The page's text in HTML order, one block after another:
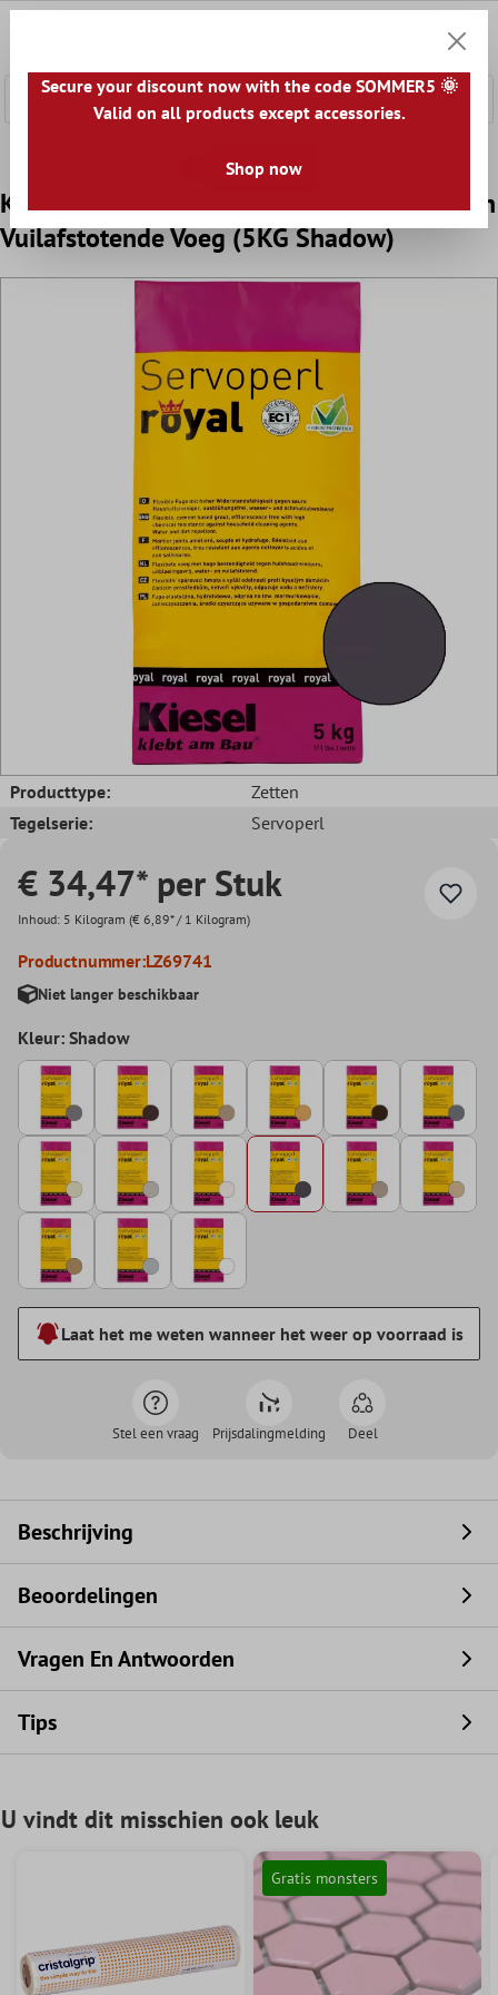
Kiesel Servoperl Royal - Flexibele, Water- En
Vuilafstotende Voeg (5KG Shadow)
Producttype:
Zetten
Tegelserie:
Servoperl
€ 34,47* per Stuk
Inhoud: 5 Kilogram (€ 6,89* / 1 Kilogram)
Productnummer:LZ69741
Niet langer beschikbaar
Kleur: Shadow
Laat het me weten wanneer het weer op voorraad is
Stel een vraag Prijsdalingmelding Deel
Beschrijving
Beoordelingen
Vragen En Antwoorden
Tips
U vindt dit misschien ook leuk
Gratis monsters
Secure your discount now with the code SOMMER5 🌞
Valid on all products except accessories.
Shop now